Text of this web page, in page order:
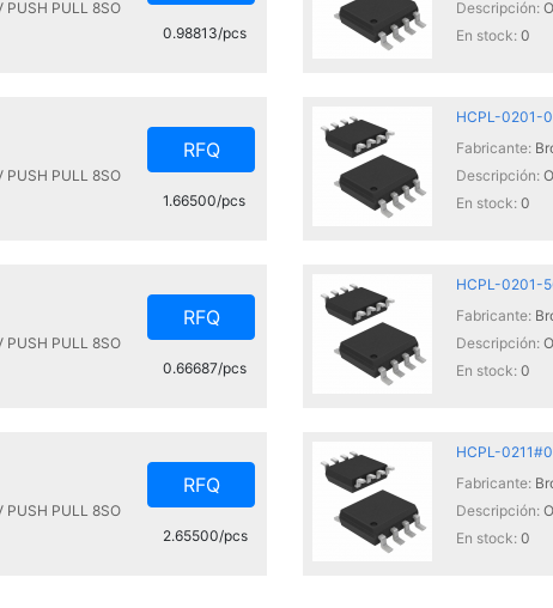
PUSH PULL 8SO
0.98813/pcs
Descripción:
En stock: 0
PUSH PULL 8SO
RFQ
1.66500/pcs
HCPL-0201-
Fabricante:
Descripción:
En stock: 0
PUSH PULL 8SO
RFQ
0.66687/pcs
HCPL-0201-
Fabricante:
Descripción:
En stock: 0
PUSH PULL 8SO
RFQ
2.65500/pcs
HCPL-
Fabricante:
Descripción:
En stock: 0